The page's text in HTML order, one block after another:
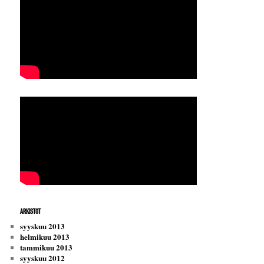
ARKISTOT
syyskuu 2013
helmikuu 2013
tammikuu 2013
syyskuu 2012